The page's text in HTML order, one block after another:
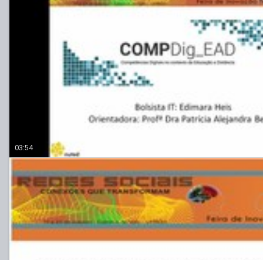
03:54